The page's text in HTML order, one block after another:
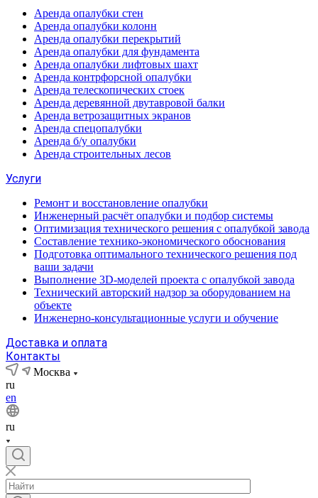
Аренда опалубки стен
Аренда опалубки колонн
Аренда опалубки перекрытий
Аренда опалубки для фундамента
Аренда опалубки лифтовых шахт
Аренда контрфорсной опалубки
Аренда телескопических стоек
Аренда деревянной двутавровой балки
Аренда ветрозащитных экранов
Аренда спецопалубки
Аренда б/у опалубки
Аренда строительных лесов
Услуги
Ремонт и восстановление опалубки
Инженерный расчёт опалубки и подбор системы
Оптимизация технического решения с опалубкой завода
Составление технико-экономического обоснования
Подготовка оптимального технического решения под
ваши задачи
Выполнение 3D-моделей проекта с опалубкой завода
Технический авторский надзор за оборудованием на
объекте
Инженерно-консультационные услуги и обучение
Доставка и оплата
Контакты
Москва
ru
en
ru